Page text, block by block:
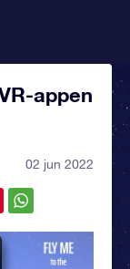
appen
02 jun 2022